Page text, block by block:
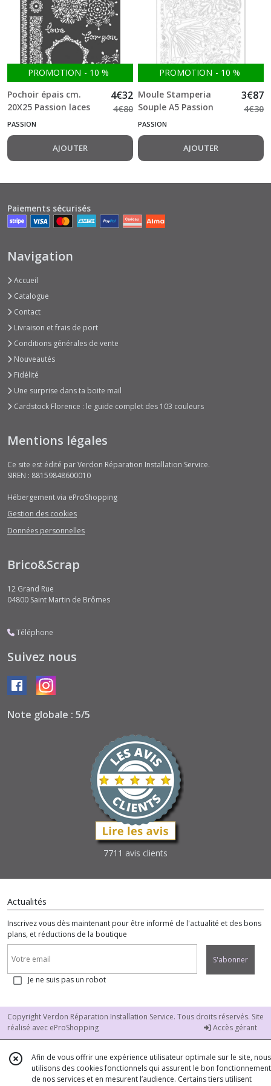
PROMOTION - 10 %
Pochoir épais cm.
20X25 Passion laces
stamperia
4€32
4€80
PASSION
AJOUTER
PROMOTION - 10 %
Moule Stamperia
Souple A5 Passion
dancer
3€87
4€30
PASSION
AJOUTER
Paiements sécurisés
Navigation
Accueil
Catalogue
Contact
Livraison et frais de port
Conditions générales de vente
Nouveautés
Fidélité
Une surprise dans ta boite mail
Cardstock Florence : le guide complet des 103 couleurs
Mentions légales
Ce site est édité par Verdon Réparation Installation Service.
SIREN : 88159848600010
Hébergement via eProShopping
Gestion des cookies
Données personnelles
Brico&Scrap
12 Grand Rue
04800 Saint Martin de Brômes
Téléphone
Suivez nous
Note globale : 5/5
7711 avis clients
Actualités
Inscrivez vous dès maintenant pour être informé de l'actualité et des bons
plans, et réductions de la boutique
S'abonner
Je ne suis pas un robot
Copyright Verdon Réparation Installation Service. Tous droits réservés. Site
réalisé avec eProShopping Accès gérant
Afin de vous offrir une expérience utilisateur optimale sur le site, nous
utilisons des cookies fonctionnels qui assurent le bon fonctionnement
de nos services et en mesurent l’audience. Certains tiers utilisent